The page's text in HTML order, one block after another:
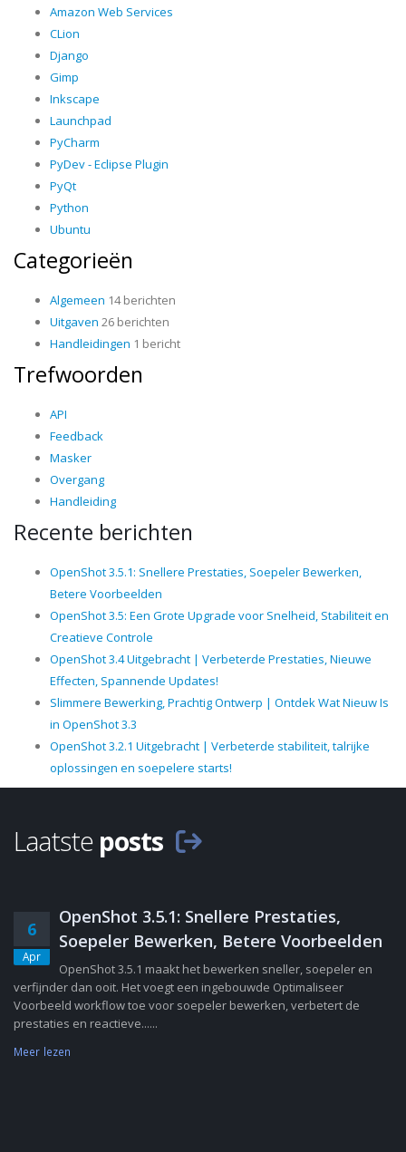
Amazon Web Services
CLion
Django
Gimp
Inkscape
Launchpad
PyCharm
PyDev - Eclipse Plugin
PyQt
Python
Ubuntu
Categorieën
Algemeen 14 berichten
Uitgaven 26 berichten
Handleidingen 1 bericht
Trefwoorden
API
Feedback
Masker
Overgang
Handleiding
Recente berichten
OpenShot 3.5.1: Snellere Prestaties, Soepeler Bewerken,
Betere Voorbeelden
OpenShot 3.5: Een Grote Upgrade voor Snelheid, Stabiliteit en
Creatieve Controle
OpenShot 3.4 Uitgebracht | Verbeterde Prestaties, Nieuwe
Effecten, Spannende Updates!
Slimmere Bewerking, Prachtig Ontwerp | Ontdek Wat Nieuw Is
in OpenShot 3.3
OpenShot 3.2.1 Uitgebracht | Verbeterde stabiliteit, talrijke
oplossingen en soepelere starts!
Laatste posts
6
Apr
OpenShot 3.5.1: Snellere Prestaties,
Soepeler Bewerken, Betere Voorbeelden
OpenShot 3.5.1 maakt het bewerken sneller, soepeler en
verfijnder dan ooit. Het voegt een ingebouwde Optimaliseer
Voorbeeld workflow toe voor soepeler bewerken, verbetert de
prestaties en reactieve......
Meer lezen